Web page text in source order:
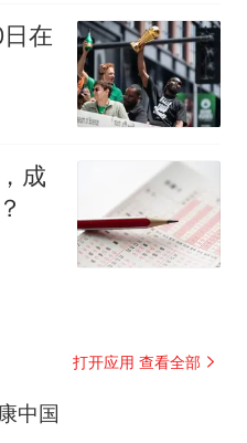
在
成
打开应用 查看全部
中国